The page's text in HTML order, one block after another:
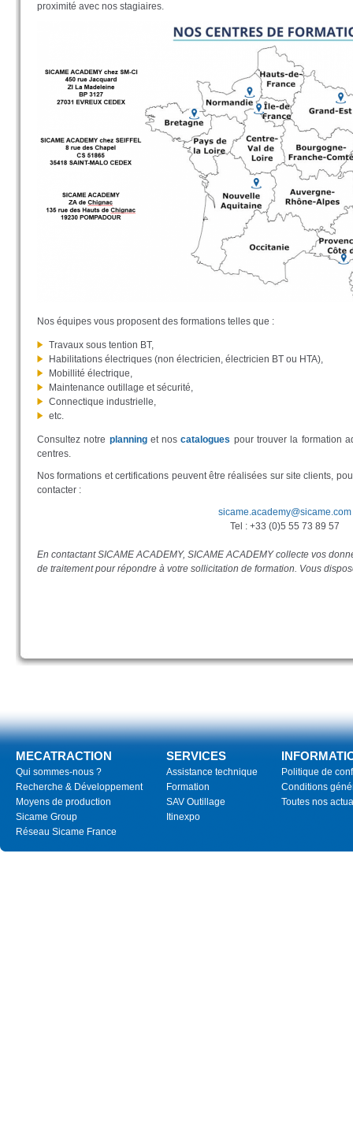
proximité avec nos stagiaires.
Nos équipes vous proposent des formations telles que :
Travaux sous tention BT,
Habilitations électriques (non électricien, électricien BT ou HTA),
Mobillité électrique,
Maintenance outillage et sécurité,
Connectique industrielle,
etc.
Consultez notre planning et noscatalogues pour trouver la formation
centres.
Nos formations et certifications peuvent être réalisées sur site clients,
contacter :
sicame.academy@sicame.com
Tel : +33 (0)5 55 73 89 57
En contactant SICAME ACADEMY, SICAME ACADEMY collecte vos
de traitement pour répondre à votre sollicitation de formation. Vous
MECATRACTION
Qui sommes-nous ?
Recherche & Développement
Moyens de production
Sicame Group
Réseau Sicame France
SERVICES
Assistance technique
Formation
SAV Outillage
Itinexpo
Politique de
Conditions
Toutes nos